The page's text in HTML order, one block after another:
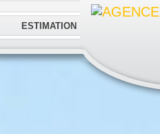
ESTIMATION